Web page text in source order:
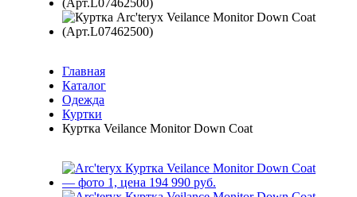
Главная
Каталог
Одежда
Куртки
Куртка Veilance Monitor Down Coat